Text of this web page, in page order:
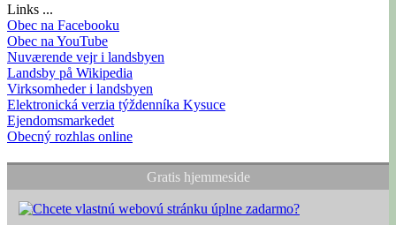
Links ...
Obec na Facebooku
Obec na YouTube
Nuværende vejr i landsbyen
Landsby på Wikipedia
Virksomheder i landsbyen
Elektronická verzia týždenníka Kysuce
Ejendomsmarkedet
Obecný rozhlas online
Gratis hjemmeside